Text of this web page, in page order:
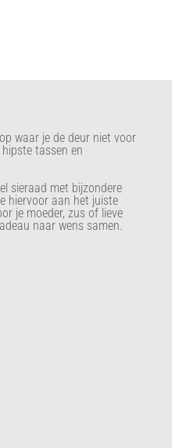
waar je de deur niet voor
tassen en
sieraad met bijzondere
hiervoor aan het juiste
je moeder, zus of lieve
naar wens samen.